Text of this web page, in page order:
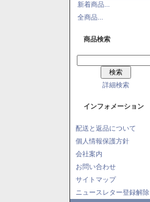
新着商品...
全商品...
商品検索
詳細検索
インフォメーション
配送と返品について
個人情報保護方針
会社案内
お問い合わせ
サイトマップ
ニュースレター登録解除